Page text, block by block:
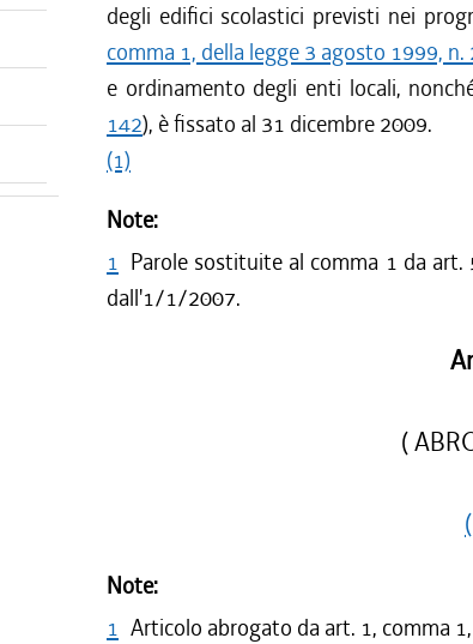
degli edifici scolastici previsti nei
comma 1, della legge 3 agosto 1999, n.
e ordinamento degli enti locali,
142), è fissato al 31 dicembre 2009.
(1)
Note:
1 Parole sostituite al comma 1 da
dall'1/1/2007.
(
Note:
1 Articolo abrogato da art. 1, comma